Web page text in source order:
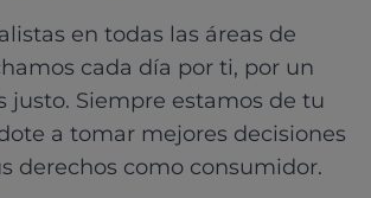
en todas las áreas de
cada día por ti, por un
justo. Siempre estamos de tu
a tomar mejores decisiones
derechos como consumidor.